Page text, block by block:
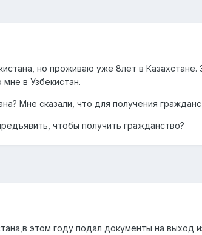
но проживаю уже 8лет в
в Узбекистан.
Мне сказали, что для получения
чтобы получить гражданство?
этом году подал документы на выход